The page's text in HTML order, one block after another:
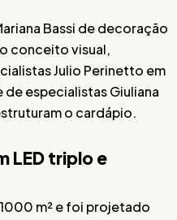
Bassi de decoração
conceito visual,
Julio Perinetto em
especialistas Giuliana
o cardápio.
LED triplo e
m² e foi projetado